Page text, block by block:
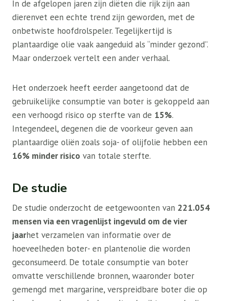
In de afgelopen jaren zijn diëten die rijk zijn aan
dierenvet een echte trend zijn geworden, met de
onbetwiste hoofdrolspeler. Tegelijkertijd is
plantaardige olie vaak aangeduid als “minder gezond”.
Maar onderzoek vertelt een ander verhaal.
Het onderzoek heeft eerder aangetoond dat de
gebruikelijke consumptie van boter is gekoppeld aan
een verhoogd risico op sterfte van de 15%.
Integendeel, degenen die de voorkeur geven aan
plantaardige oliën zoals soja- of olijfolie hebben een
16% minder risico van totale sterfte.
De studie
De studie onderzocht de eetgewoonten van 221.054
mensen via een vragenlijst ingevuld om de vier
jaarhet verzamelen van informatie over de
hoeveelheden boter- en plantenolie die worden
geconsumeerd. De totale consumptie van boter
omvatte verschillende bronnen, waaronder boter
gemengd met margarine, verspreidbare boter die op